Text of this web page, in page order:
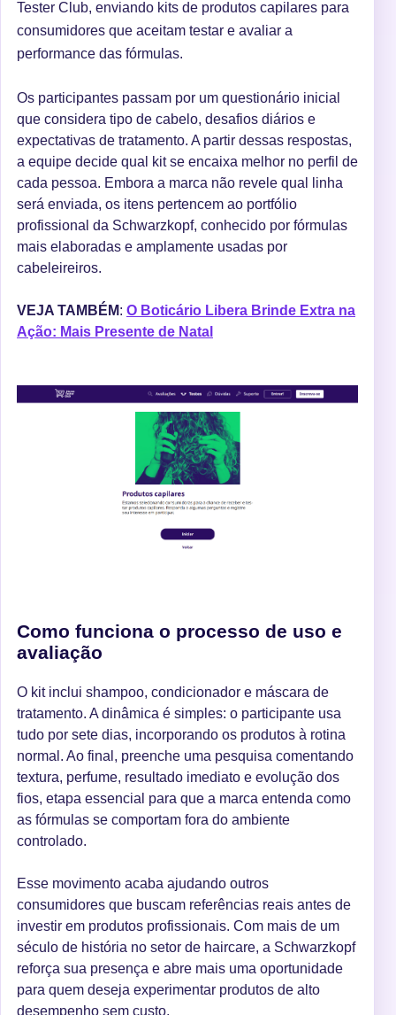
Tester Club, enviando kits de produtos capilares para
consumidores que aceitam testar e avaliar a
performance das fórmulas.
Os participantes passam por um questionário inicial
que considera tipo de cabelo, desafios diários e
expectativas de tratamento. A partir dessas respostas,
a equipe decide qual kit se encaixa melhor no perfil de
cada pessoa. Embora a marca não revele qual linha
será enviada, os itens pertencem ao portfólio
profissional da Schwarzkopf, conhecido por fórmulas
mais elaboradas e amplamente usadas por
cabeleireiros.
VEJA TAMBÉM: O Boticário Libera Brinde Extra na
Ação: Mais Presente de Natal
Como funciona o processo de uso e
avaliação
O kit inclui shampoo, condicionador e máscara de
tratamento. A dinâmica é simples: o participante usa
tudo por sete dias, incorporando os produtos à rotina
normal. Ao final, preenche uma pesquisa comentando
textura, perfume, resultado imediato e evolução dos
fios, etapa essencial para que a marca entenda como
as fórmulas se comportam fora do ambiente
controlado.
Esse movimento acaba ajudando outros
consumidores que buscam referências reais antes de
investir em produtos profissionais. Com mais de um
século de história no setor de haircare, a Schwarzkopf
reforça sua presença e abre mais uma oportunidade
para quem deseja experimentar produtos de alto
desempenho sem custo.